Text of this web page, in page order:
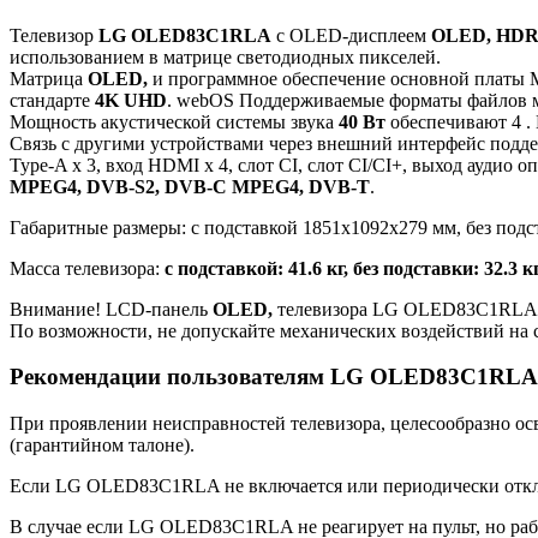
Телевизор LG OLED83C1RLA с OLED-дисплеем OLED, HDR
использованием в матрице светодиодных пикселей.
Матрица OLED, и программное обеспечение основной платы
стандарте 4K UHD. webOS Поддерживаемые форматы
Мощность акустической системы звука 40 Вт обеспечивают 4 .
Связь с другими устройствами через внешний интерфейс
Type-A x 3, вход HDMI x 4, слот CI, слот CI/CI+, выход аудио
MPEG4, DVB-S2, DVB-C MPEG4, DVB-T.
Габаритные размеры: с подставкой 1851x1092x279 мм, без
Масса телевизора: с подставкой: 41.6 кг, без подставки: 32.3
Внимание! LCD-панель OLED, телевизора LG
По возможности, не допускайте механических воздействий
Рекомендации пользователям LG OLED83C1RLA
При проявлении неисправностей телевизора, целесообразно
(гарантийном талоне).
Если LG OLED83C1RLA не включается или периодически
В случае если LG OLED83C1RLA не реагирует на пульт, но